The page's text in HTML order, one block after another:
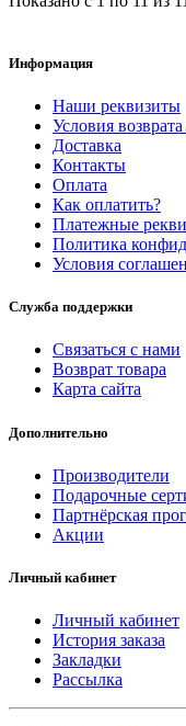
Информация
Наши реквизиты
Условия
Доставка
Контакты
Оплата
Как оплатить?
Платежные
Политика
Условия
Служба поддержки
Связаться с нами
Возврат товара
Карта сайта
Дополнительно
Производители
Подарочные
Партнёрская
Акции
Личный кабинет
Личный кабинет
История заказа
Закладки
Рассылка